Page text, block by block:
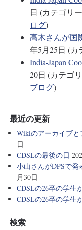
日 (カテゴリ
ログ)
髙木さんが国
年5月25日 (カ
India-Japan
20日 (カテゴ
ブログ)
最近の更新
Wikiのアーカイブと
日
CDSLの最後の日
小山さんがDPSで発
月30日
CDSLの26卒の学生
CDSLの26卒の学生
検索